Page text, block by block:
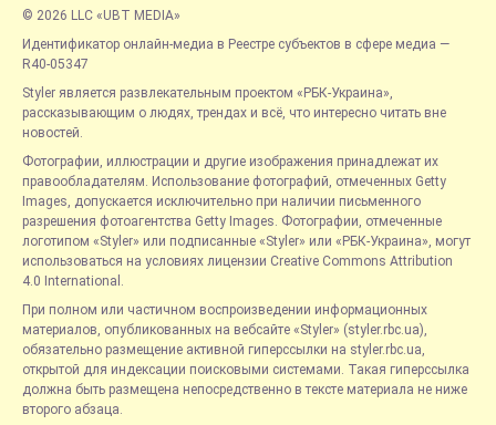
© 2026 LLC «UBT MEDIA»
Идентификатор онлайн-медиа в Реестре субъектов в сфере медиа —
R40-05347
Styler является развлекательным проектом «РБК-Украина»,
рассказывающим о людях, трендах и всё, что интересно читать вне
новостей.
Фотографии, иллюстрации и другие изображения принадлежат их
правообладателям. Использование фотографий, отмеченных Getty
Images, допускается исключительно при наличии письменного
разрешения фотоагентства Getty Images. Фотографии, отмеченные
логотипом «Styler» или подписанные «Styler» или «РБК-Украина», могут
использоваться на условиях лицензии Creative Commons Attribution
4.0 International.
При полном или частичном воспроизведении информационных
материалов, опубликованных на вебсайте «Styler» (styler.rbc.ua),
обязательно размещение активной гиперссылки на styler.rbc.ua,
открытой для индексации поисковыми системами. Такая гиперссылка
должна быть размещена непосредственно в тексте материала не ниже
второго абзаца.